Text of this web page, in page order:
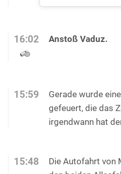
16:02 Anstoß Vaduz.
15:59
Gerade wurde
gefeuert, die das
irgendwann hat
15:48
Die Autofahrt von